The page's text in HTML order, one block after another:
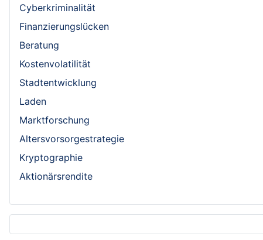
Cyberkriminalität
Finanzierungslücken
Beratung
Kostenvolatilität
Stadtentwicklung
Laden
Marktforschung
Altersvorsorgestrategie
Kryptographie
Aktionärsrendite